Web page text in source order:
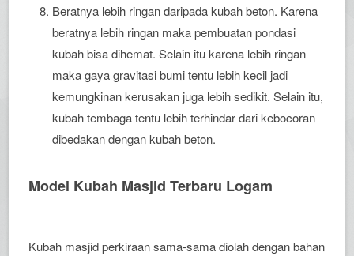
Beratnya lebih ringan daripada kubah beton. Karena
beratnya lebih ringan maka pembuatan pondasi
kubah bisa dihemat. Selain itu karena lebih ringan
maka gaya gravitasi bumi tentu lebih kecil jadi
kemungkinan kerusakan juga lebih sedikit. Selain itu,
kubah tembaga tentu lebih terhindar dari kebocoran
dibedakan dengan kubah beton.
Model Kubah Masjid Terbaru Logam
Kubah masjid perkiraan sama-sama diolah dengan bahan